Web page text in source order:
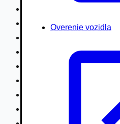
Overenie vozidla
Hydraulické ruky
Špeciály/nosiče
Návesy/prívesy
Lode/člny, lietadlá/